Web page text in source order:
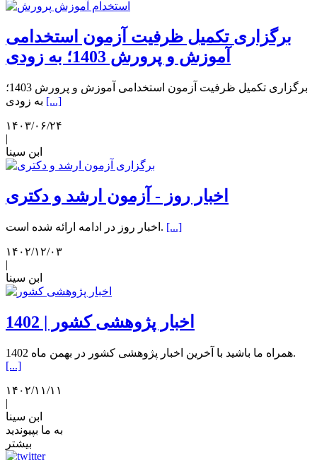
برگزاری تکمیل ظرفیت آزمون استخدامی
آموزش و پرورش 1403؛ به زودی
برگزاری تکمیل ظرفیت آزمون استخدامی آموزش و پرورش 1403؛
[...]
۱۴۰۳/۰۶/۲۴
|
ابن سینا
اخبار روز - آزمون ارشد و دکتری
اخبار روز در ادامه ارائه شده است. [...]
۱۴۰۲/۱۲/۰۳
|
ابن سینا
اخبار پژوهشی کشور | 1402
همراه ما باشید با آخرین اخبار پژوهشی کشور در بهمن ماه 1402.
[...]
۱۴۰۲/۱۱/۱۱
|
ابن سینا
به ما بپیوندید
بیشتر